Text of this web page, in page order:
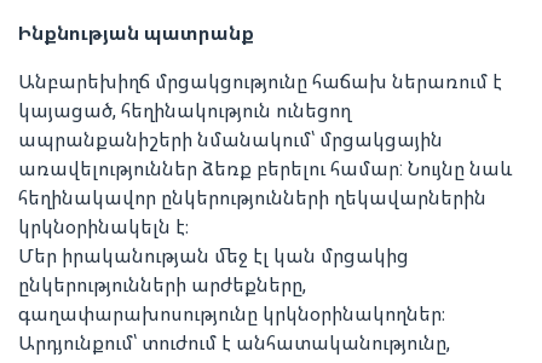
Ինքնության պատրանք
Անբարեխիղճ մրցակցությունը հաճախ ներառում է
կայացած, հեղինակություն ունեցող
ապրանքանիշերի նմանակում՝ մրցակցային
առավելություններ ձեռք բերելու համար: Նույնը նաև
հեղինակավոր ընկերությունների ղեկավարներին
կրկնօրինակելն է։
Մեր իրականության մեջ էլ կան մրցակից
ընկերությունների արժեքները,
գաղափարախոսությունը կրկնօրինակողներ։
Արդյունքում՝ տուժում է անհատականությունը,